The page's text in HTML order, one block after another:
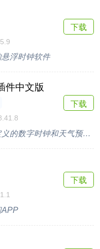
浮时钟软件
下载
件中文版
功能齐全、完全自定义的数字时钟和天气预报应用程序
下载
APP
下载